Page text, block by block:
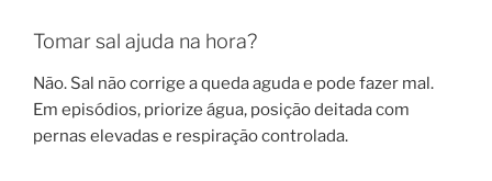
Tomar sal ajuda na hora?
Não. Sal não corrige a queda aguda e pode fazer mal.
Em episódios, priorize água, posição deitada com
pernas elevadas e respiração controlada.